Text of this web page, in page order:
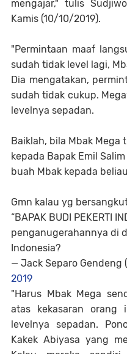
mengajar," tulis
Kamis (10/10/2019).
"Permintaan maaf
sudah tidak level lagi,
Dia mengatakan,
sudah tidak cukup.
levelnya sepadan.
Baiklah, bila Mbak Mega
kepada Bapak Emil
buah Mbak kepada
Gmn kalau yg
“BAPAK BUDI PEKERTI
penganugerahannya di
Indonesia?
— Jack Separo Gendeng
2019
"Harus Mbak Mega
atas kekasaran orang
levelnya sepadan.
Kakek Abiyasa yang